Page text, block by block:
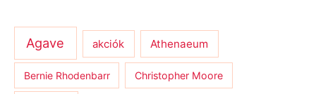
Agave akciók Athenaeum
Bernie Rhodenbarr Christopher Moore